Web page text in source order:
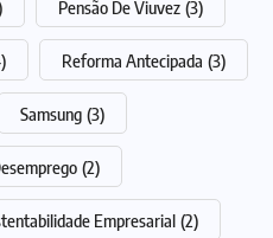
Pensão De Viuvez (3)
Reforma Antecipada (3)
Samsung (3)
(2)
Empresarial (2)